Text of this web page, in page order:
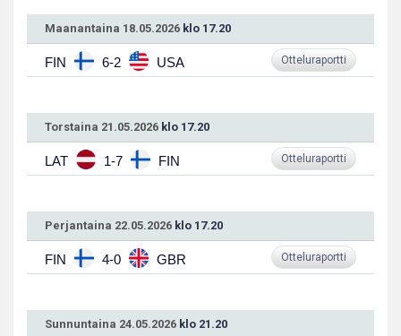
Maanantaina 18.05.2026 klo 17.20
FIN 6-2 USA Otteluraportti
Torstaina 21.05.2026 klo 17.20
LAT 1-7 FIN Otteluraportti
Perjantaina 22.05.2026 klo 17.20
FIN 4-0 GBR Otteluraportti
Sunnuntaina 24.05.2026 klo 21.20